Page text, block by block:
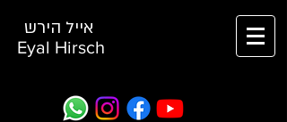
Eyal Hirsch